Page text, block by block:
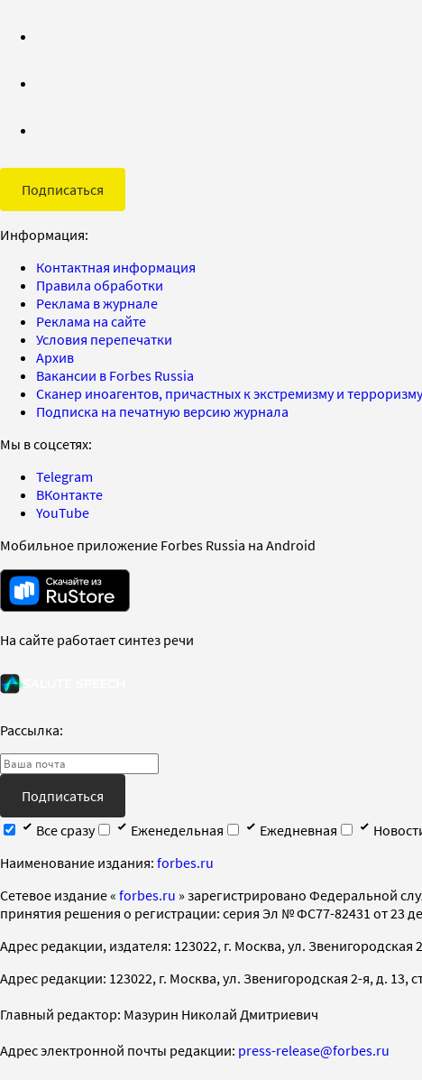
Подписаться
Информация:
Контактная информация
Правила обработки
Реклама в журнале
Реклама на сайте
Условия перепечатки
Архив
Вакансии в Forbes Russia
Сканер иноагентов, причастных к экстремизму и
Подписка на печатную версию журнала
Мы в соцсетях:
Telegram
ВКонтакте
YouTube
Мобильное приложение Forbes Russia на Android
На сайте работает синтез речи
Рассылка:
Подписаться
Все сразу
Еженедельная Ежедневная
Наименование издания: forbes.ru
Cетевое издание « forbes.ru » зарегистрировано Федеральной
принятия решения о регистрации: серия Эл № ФС77-82431 от 23
Адрес редакции, издателя: 123022, г. Москва, ул. Звенигородская
Адрес редакции: 123022, г. Москва, ул. Звенигородская 2-я, д. 13,
Главный редактор: Мазурин Николай Дмитриевич
Адрес электронной почты редакции: press-release@forbes.ru